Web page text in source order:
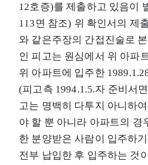
12호증)를 제출하고 있음이
113면 참조) 위 확인서의 제
와 같은주장의 간접진술로
인 피고는 원심에서 위 아파
위 아파트에 입주한
(피고측 1994.1.5.자 준비서
고는 명백히 다투지 아니하
야 할 뿐 아니라 아파트의 경
한 분양받은 사람이 입주하
전부 납입한 후 입주하는 것